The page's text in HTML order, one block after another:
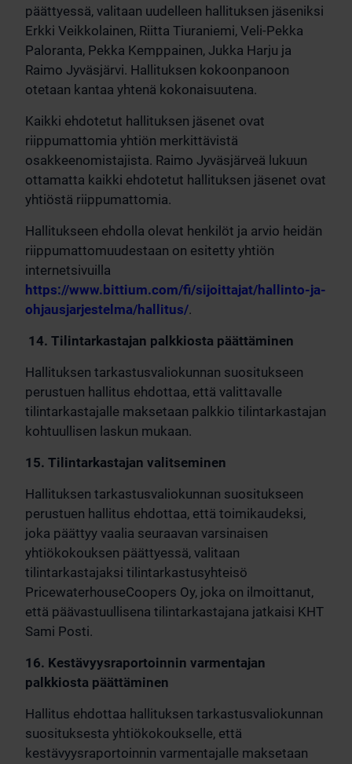
päättyessä, valitaan uudelleen hallituksen jäseniksi
Erkki Veikkolainen, Riitta Tiuraniemi, Veli-Pekka
Paloranta, Pekka Kemppainen, Jukka Harju ja
Raimo Jyväsjärvi. Hallituksen kokoonpanoon
otetaan kantaa yhtenä kokonaisuutena.
Kaikki ehdotetut hallituksen jäsenet ovat
riippumattomia yhtiön merkittävistä
osakkeenomistajista. Raimo Jyväsjärveä lukuun
ottamatta kaikki ehdotetut hallituksen jäsenet ovat
yhtiöstä riippumattomia.
Hallitukseen ehdolla olevat henkilöt ja arvio heidän
riippumattomuudestaan on esitetty yhtiön
internetsivuilla
https://www.bittium.com/fi/sijoittajat/hallinto-ja-
ohjausjarjestelma/hallitus/.
14. Tilintarkastajan palkkiosta päättäminen
Hallituksen tarkastusvaliokunnan suositukseen
perustuen hallitus ehdottaa, että valittavalle
tilintarkastajalle maksetaan palkkio tilintarkastajan
kohtuullisen laskun mukaan.
15. Tilintarkastajan valitseminen
Hallituksen tarkastusvaliokunnan suositukseen
perustuen hallitus ehdottaa, että toimikaudeksi,
joka päättyy vaalia seuraavan varsinaisen
yhtiökokouksen päättyessä, valitaan
tilintarkastajaksi tilintarkastusyhteisö
PricewaterhouseCoopers Oy, joka on ilmoittanut,
että päävastuullisena tilintarkastajana jatkaisi KHT
Sami Posti.
16. Kestävyysraportoinnin varmentajan
palkkiosta päättäminen
Hallitus ehdottaa hallituksen tarkastusvaliokunnan
suosituksesta yhtiökokoukselle, että
kestävyysraportoinnin varmentajalle maksetaan